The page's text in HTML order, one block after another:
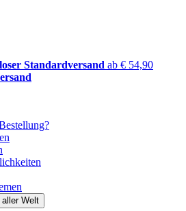
Standardversand ab € 54,90